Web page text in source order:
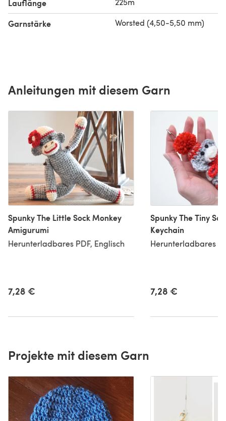
Lauflänge
Garnstärke Worsted (4,50-5,50 mm)
Anleitungen mit diesem Garn
Spunky The Little Sock Monkey
Amigurumi
Herunterladbares PDF, Englisch
7,28 €
Spunky The Tiny
Keychain
Herunterladbares
7,28 €
Projekte mit diesem Garn